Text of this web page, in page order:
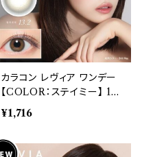
カラコン レヴィア ワンデー
【COLOR：ステイミー】 1箱
10枚入 度あり 14.1mm キ
ムチェウォン ReVIA 1day
ーフ ブラウン ブラック 高含
¥1,716